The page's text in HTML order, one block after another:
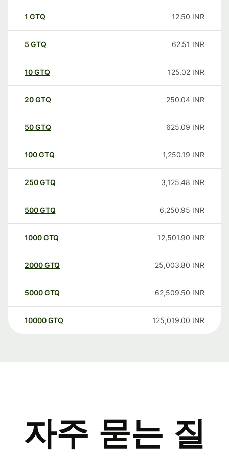
1 GTQ 12.50 INR
5 GTQ 62.51 INR
10GTQ 125.02 INR
20GTQ 250.04 INR
50GTQ 625.09 INR
100GTQ 1,250.19 INR
250GTQ 3,125.48 INR
500GTQ 6,250.95 INR
1000GTQ 12,501.90 INR
2000GTQ 25,003.80 INR
5000GTQ 62,509.50 INR
10000 GTQ 125,019.00 INR
자주 묻는 질